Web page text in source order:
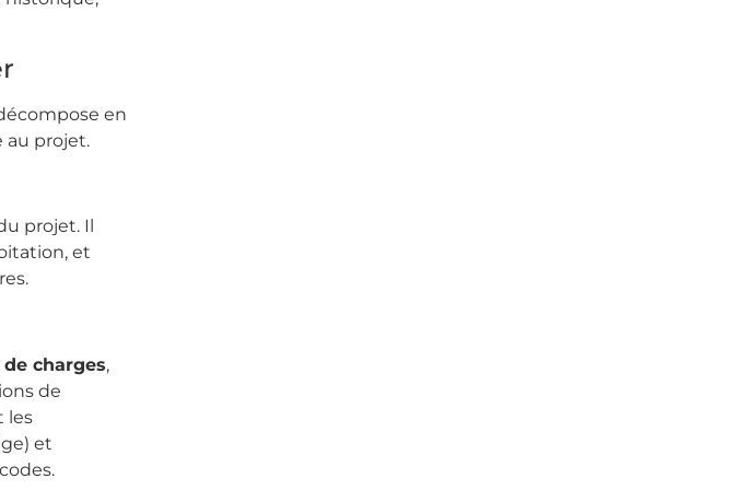
en
au projet.
projet. Il
et
charges,
de
les
et